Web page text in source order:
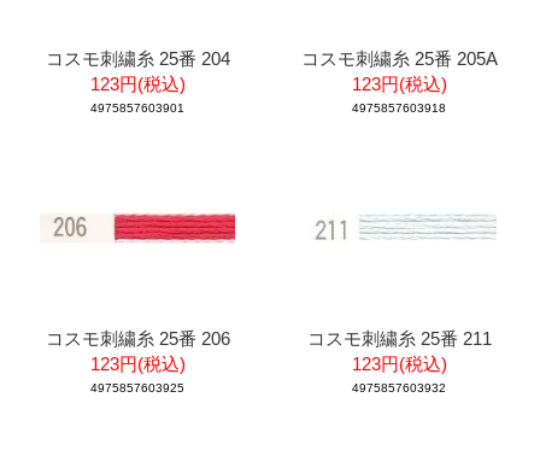
コスモ刺繍糸 25番 204
123円(税込)
4975857603901
コスモ刺繍糸 25番 205A
123円(税込)
4975857603918
コスモ刺繍糸 25番 206
123円(税込)
4975857603925
コスモ刺繍糸 25番 211
123円(税込)
4975857603932